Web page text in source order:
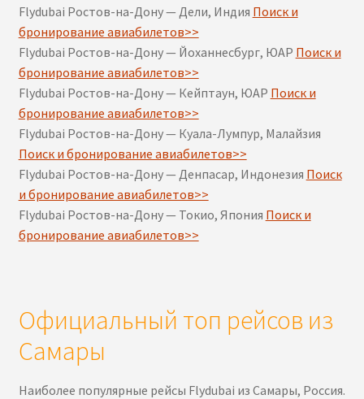
Flydubai Ростов-на-Дону — Дели, Индия Поиск и
бронирование авиабилетов>>
Flydubai Ростов-на-Дону — Йоханнесбург, ЮАР Поиск и
бронирование авиабилетов>>
Flydubai Ростов-на-Дону — Кейптаун, ЮАР Поиск и
бронирование авиабилетов>>
Flydubai Ростов-на-Дону — Куала-Лумпур, Малайзия
Поиск и бронирование авиабилетов>>
Flydubai Ростов-на-Дону — Денпасар, Индонезия Поиск
и бронирование авиабилетов>>
Flydubai Ростов-на-Дону — Токио, Япония Поиск и
бронирование авиабилетов>>
Официальный топ рейсов из
Самары
Наиболее популярные рейсы Flydubai из Самары, Россия.